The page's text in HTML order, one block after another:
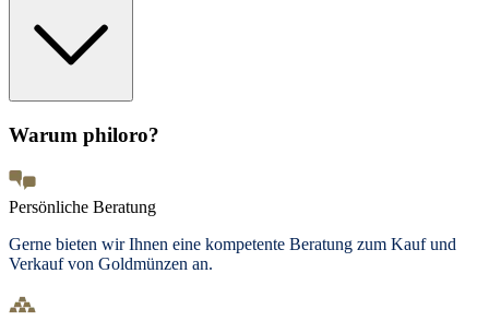
Warum philoro?
Persönliche Beratung
Gerne bieten wir Ihnen eine kompetente Beratung zum Kauf und
Verkauf von Goldmünzen an.